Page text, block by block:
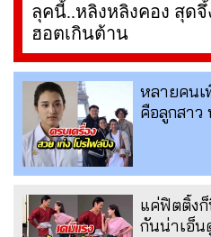
ลุคนี้..หลิงหลิงคอง สุด
ฮอตเกินต้าน
หลายคนเ
คือลูกสาว
แค่ฟิตติ้ง
กันน่าเอ็น